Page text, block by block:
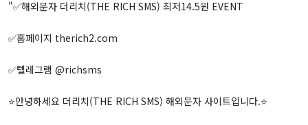
"✅해외문자 더리치(THE RICH SMS) 최저14.5원 EVENT
✅홈페이지 therich2.com
✅텔레그램 @richsms
⭐️안녕하세요 더리치(THE RICH SMS) 해외문자 사이트입니다.⭐️